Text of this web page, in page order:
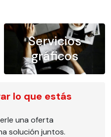
Servicios
gráficos
lo que estás
una oferta
solución juntos.